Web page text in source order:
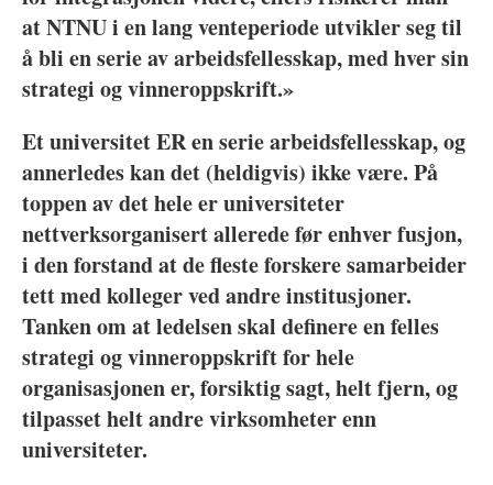
at NTNU i en lang venteperiode utvikler seg til
å bli en serie av arbeidsfellesskap, med hver sin
strategi og vinneroppskrift.»
Et universitet ER en serie arbeidsfellesskap, og
annerledes kan det (heldigvis) ikke være. På
toppen av det hele er universiteter
nettverksorganisert allerede før enhver fusjon,
i den forstand at de fleste forskere samarbeider
tett med kolleger ved andre institusjoner.
Tanken om at ledelsen skal definere en felles
strategi og vinneroppskrift for hele
organisasjonen er, forsiktig sagt, helt fjern, og
tilpasset helt andre virksomheter enn
universiteter.